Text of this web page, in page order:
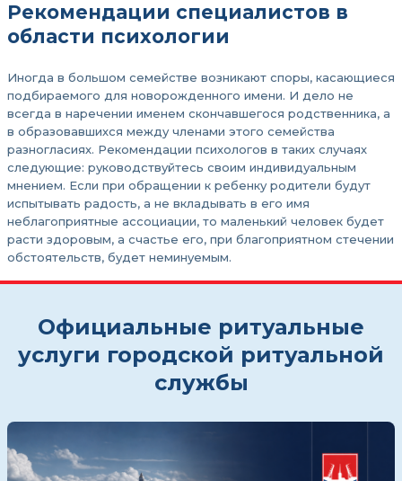
Рекомендации специалистов в
области психологии
Иногда в большом семействе возникают споры, касающиеся
подбираемого для новорожденного имени. И дело не
всегда в наречении именем скончавшегося родственника, а
в образовавшихся между членами этого семейства
разногласиях. Рекомендации психологов в таких случаях
следующие: руководствуйтесь своим индивидуальным
мнением. Если при обращении к ребенку родители будут
испытывать радость, а не вкладывать в его имя
неблагоприятные ассоциации, то маленький человек будет
расти здоровым, а счастье его, при благоприятном стечении
обстоятельств, будет неминуемым.
Официальные ритуальные
услуги городской ритуальной
службы